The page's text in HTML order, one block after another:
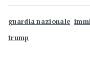
guardia nazionale
trump